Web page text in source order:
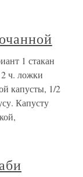
1 стакан
ч. ложки
капусты, 1/2
Капусту